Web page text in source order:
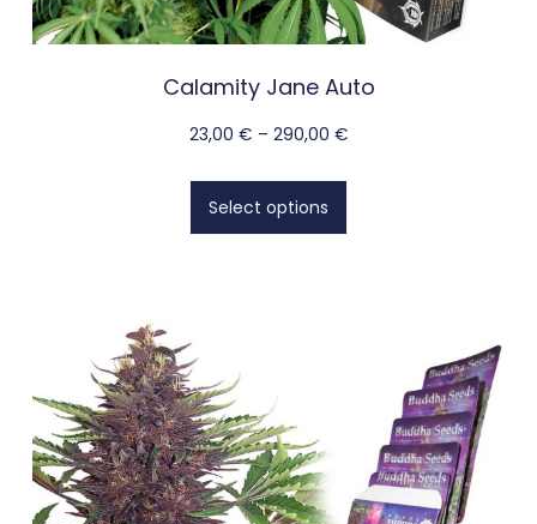
Calamity Jane Auto
23,00 € – 290,00 €
Select options